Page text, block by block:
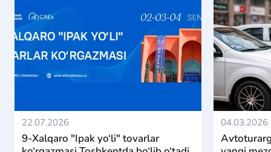
22.07.2026
9-Xalqaro "Ipak yo‘li" tovarlar
04.03.2026